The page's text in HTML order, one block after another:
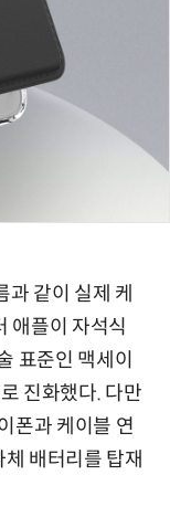
같이 실제 케
애플이 자석식
표준인 맥세이
진화했다. 다만
폰과 케이블 연
배터리를 탑재